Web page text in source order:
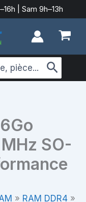
| Sam 9h–13h
SO-
» RAM DDR4 »